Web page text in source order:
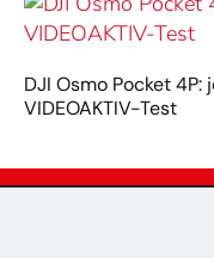
DJI Osmo Pocket
VIDEOAKTIV-Test